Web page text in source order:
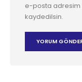
e-posta adresim
kaydedilsin.